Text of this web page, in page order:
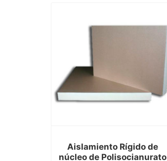
Aislamiento Rígido de
núcleo de Polisocianurato